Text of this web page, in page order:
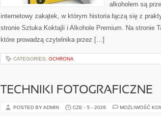
alkoholem są
internetowy zakątek, w którym historia łączą się z
stronie Sztuka Koktajli i Alkohole Premium. Na stronie
które prowadzą czytelnika przez […]
CATEGORIES: OCHRONA
TECHNIKI FOTOGRAFICZNE
POSTED BY ADMIN CZE - 5 - 2026 MOŻLIWOŚĆ